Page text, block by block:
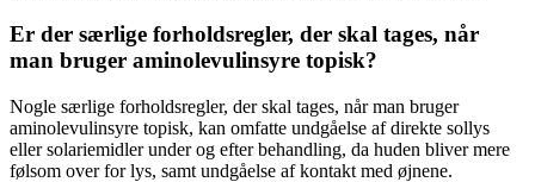
Er der særlige forholdsregler, der skal tages, når
man bruger aminolevulinsyre topisk?
Nogle særlige forholdsregler, der skal tages, når man bruger
aminolevulinsyre topisk, kan omfatte undgåelse af direkte sollys
eller solariemidler under og efter behandling, da huden bliver mere
følsom over for lys, samt undgåelse af kontakt med øjnene.